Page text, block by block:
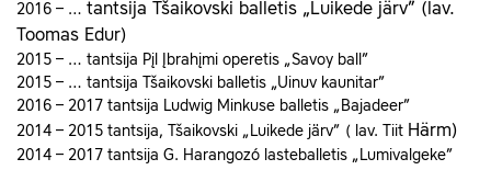
2016 – … tantsija Tšaikovski balletis „Luikede järv” (lav.
Toomas Edur)
2015 – … tantsija Pįl Įbrahįmi operetis „Savoy ball”
2015 – … tantsija Tšaikovski balletis „Uinuv kaunitar”
2016 – 2017 tantsija Ludwig Minkuse balletis „Bajadeer”
2014 – 2015 tantsija, Tšaikovski „Luikede järv” ( lav. Tiit Härm)
2014 – 2017 tantsija G. Harangozó lasteballetis „Lumivalgeke”